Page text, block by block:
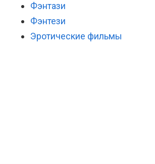
Фэнтази
Фэнтези
Эротические фильмы